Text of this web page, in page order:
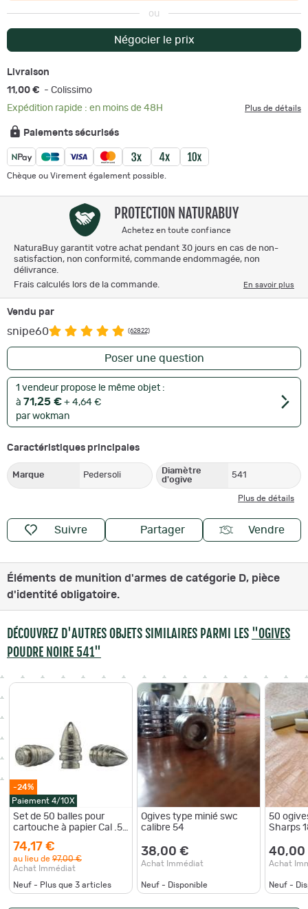
ou
Négocier le prix
Livraison
11,00 € - Colissimo
Expédition rapide : en moins de 48H
Plus de détails
Paiements sécurisés
Chèque ou Virement également possible.
PROTECTION NATURABUY
Achetez en toute confiance
NaturaBuy garantit votre achat pendant 30 jours en cas de non-
satisfaction, non conformité, commande endommagée, non
délivrance.
Frais calculés lors de la commande.
En savoir plus
Vendu par
snipe60 (62822)
Poser une question
1 vendeur propose le même objet :
à 71,25 € + 4,64 €
par wokman
Caractéristiques principales
Marque Pedersoli
Diamètre
d'ogive
541
Plus de détails
Suivre Partager Vendre
Éléments de munition d'armes de catégorie D, pièce
d'identité obligatoire.
DÉCOUVREZ D'AUTRES OBJETS SIMILAIRES PARMI LES "OGIVES
POUDRE NOIRE 541"
-24%
Paiement 4/10X
Set de 50 balles pour
cartouche à papier Cal .54
74,17 €
au lieu de 97,00 €
Achat Immédiat
Neuf - Plus que 3 articles
Ogives type minié swc
calibre 54
38,00 €
Achat Immédiat
Neuf - Disponible
50
Sharps
40,00
Achat
Neuf -